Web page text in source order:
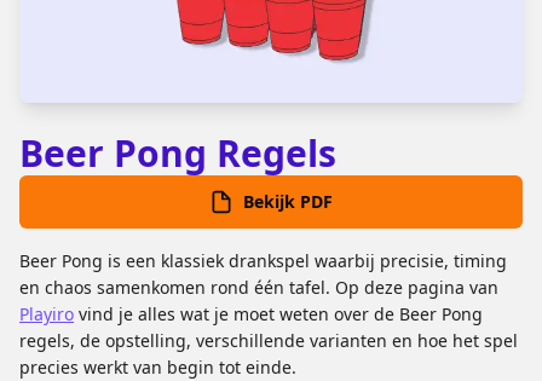
Beer Pong Regels
Bekijk PDF
Beer Pong is een klassiek drankspel waarbij precisie, timing
en chaos samenkomen rond één tafel. Op deze pagina van
Playiro vind je alles wat je moet weten over de Beer Pong
regels, de opstelling, verschillende varianten en hoe het spel
precies werkt van begin tot einde.